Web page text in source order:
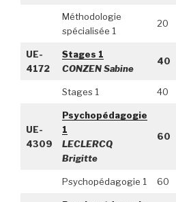
Méthodologie
spécialisée 1
20
UE-
4172
Stages 1
CONZEN Sabine
40
Stages 1 40
UE-
4309
Psychopédagogie
1
LECLERCQ
Brigitte
60
Psychopédagogie 1 60